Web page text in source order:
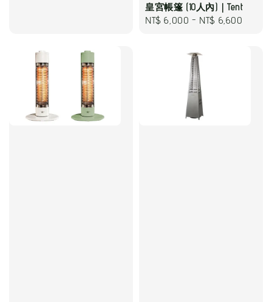
皇宮帳篷 (10人內)｜Tent
Regular
NT$ 6,000 - NT$ 6,600